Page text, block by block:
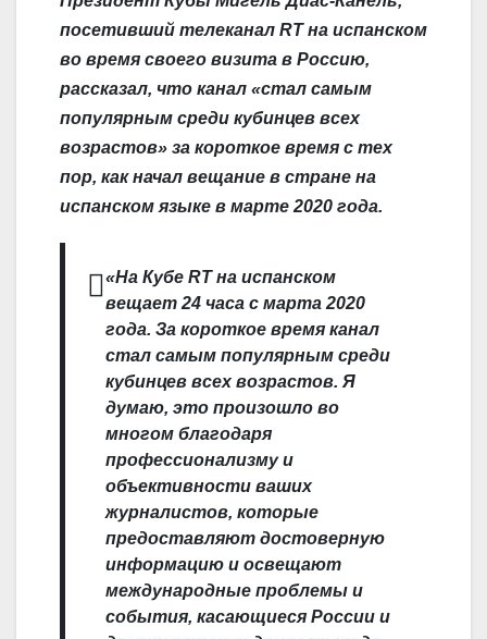
a
k
s
s
n
i
k
l
u
v
o
u
r
n
a
т
а
в
и
т
ь
посетивший телеканал RT на испанском
во время своего визита в Россию,
рассказал, что канал «стал самым
популярным среди кубинцев всех
возрастов» за короткое время с тех
пор, как начал вещание в стране на
испанском языке в марте 2020 года.
«На Кубе RT на испанском
вещает 24 часа с марта 2020
года. За короткое время канал
стал самым популярным среди
кубинцев всех возрастов. Я
думаю, это произошло во
многом благодаря
профессионализму и
объективности ваших
журналистов, которые
предоставляют достоверную
информацию и освещают
международные проблемы и
события, касающиеся России и